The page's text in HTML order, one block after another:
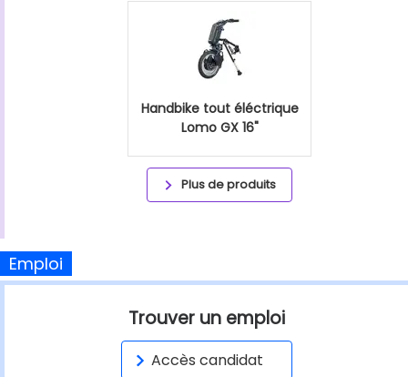
Handbike tout éléctrique
Lomo GX 16"
Plus de produits
Emploi
Trouver un emploi
Accès candidat